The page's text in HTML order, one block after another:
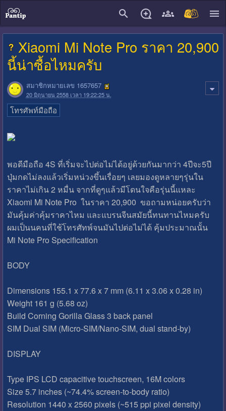
Xiaomi Mi Note Pro ราคา 20,900
นี้น่าซื้อไหมครับ
สมาชิกหมายเลข 1657657
20 มิถุนายน 2558 เวลา 19:22:25 น.
โทรศัพท์มือถือ
พอดีมือถือ 4S ที่เริ่มจะไปต่อไม่ได้อยู่ด้วยกันมากว่า 4ปีจะ5ปี
ปุ่มกดไม่ลงแล้วเริ่มหน่วงขึ้นเรื่อยๆ เลยมองดูหลายๆรุ่นใน
ราคาไม่เกิน 2 หมื่น จากที่ดูๆแล้วมีโดนใจคือรุ่นนี้แหละ
Xiaomi Mi Note Pro ในราคา 20,900 ขอถามหน่อยครับว่า
มันคุ้มค่าคุ้มราคาไหม และแบรนจีนสมัยนี้ทนทานไหมครับ
ผมเป็นนคนที่ใช้โทรศัทพ์จนมันไปต่อไม่ได้ คุ้มประมาณนั้น
Mi Note Pro Specification
BODY
Dimensions 155.1 x 77.6 x 7 mm (6.11 x 3.06 x 0.28 in)
Weight 161 g (5.68 oz)
Build Corning Gorilla Glass 3 back panel
SIM Dual SIM (Micro-SIM/Nano-SIM, dual stand-by)
DISPLAY
Type IPS LCD capacitive touchscreen, 16M colors
Size 5.7 inches (~74.4% screen-to-body ratio)
Resolution 1440 x 2560 pixels (~515 ppi pixel density)
close